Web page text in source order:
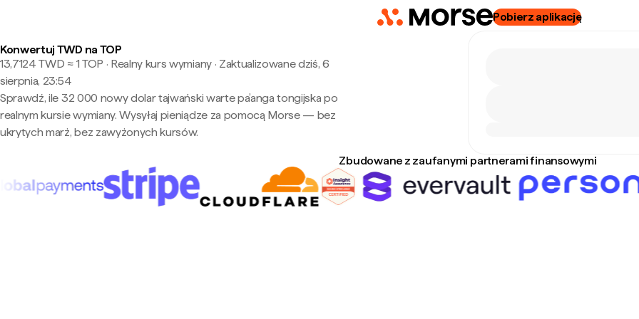
Pobierz aplikację
Konwertuj TWD na TOP
13,7124 TWD ≈ 1 TOP · Realny kurs wymiany· Zaktualizowane dziś, 6
sierpnia, 23:54
Sprawdź, ile 32 000 nowy dolar tajwański warte pa’anga tongijska po
realnym kursie wymiany. Wysyłaj pieniądze za pomocą Morse — bez
ukrytych marż, bez zawyżonych kursów.
Zbudowane z zaufanymi partnerami finansowymi